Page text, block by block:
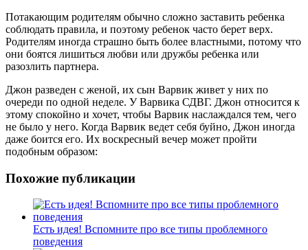
Потакающим родителям обычно сложно заставить ребенка
соблюдать правила, и поэтому ребенок часто берет верх.
Родителям иногда страшно быть более властными, потому что
они боятся лишиться любви или дружбы ребенка или
разозлить партнера.
Джон разведен с женой, их сын Варвик живет у них по
очереди по одной неделе. У Варвика СДВГ. Джон относится к
этому спокойно и хочет, чтобы Варвик наслаждался тем, чего
не было у него. Когда Варвик ведет себя буйно, Джон иногда
даже боится его. Их воскресный вечер может пройти
подобным образом:
Похожие публикации
Есть идея! Вспомните про все типы проблемного
поведения